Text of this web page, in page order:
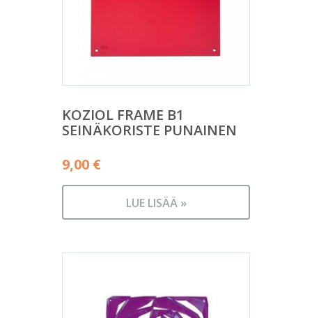
KOZIOL FRAME B1
SEINÄKORISTE PUNAINEN
9,00 €
LUE LISÄÄ »